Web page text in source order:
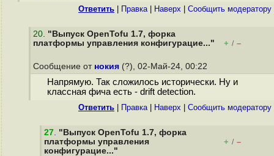
Ответить Правка| Наверх Cообщить модератору
20. "Выпуск OpenTofu 1.7, форка
платформы управления конфигурацие..."
+ / –
Сообщение от нокия (?), 02-Май-24, 00:22
Напрямую. Так сложилось исторически. Ну и
классная фича есть - drift detection.
Ответить Правка| Наверх Cообщить модератору
27. "Выпуск OpenTofu 1.7, форка
платформы управления
конфигурацие..."
+ / –